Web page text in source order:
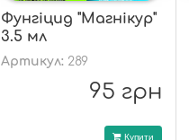
Фунгіцид "Магнікур"
3.5 мл
Артикул: 289
95 грн
Купити